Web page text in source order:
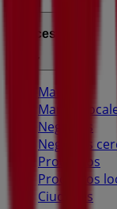
Índices
Marcas
Marcas
Negocios
Negocios
Productos
Productos
Ciudades